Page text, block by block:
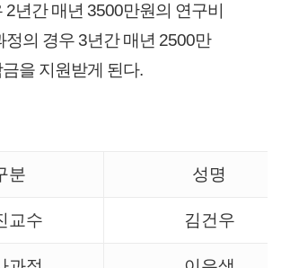
2년간 매년 3500만원의 연구비
정의 경우 3년간 매년 2500만
을 지원받게 된다.
분 성명
교수 김건우